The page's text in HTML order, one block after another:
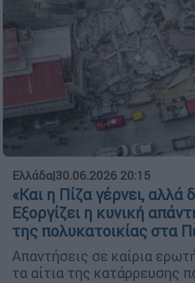
Ελλάδα|30.06.2026 20:15
«Και η Πίζα γέρνει, αλλά
Εξοργίζει η κυνική
της πολυκατοικίας στα
Απαντήσεις σε καίρια
τα αίτια της κατάρρευσης